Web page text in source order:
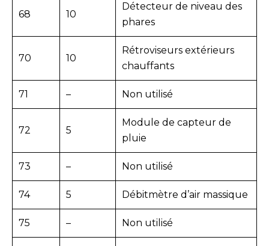
68 10
Détecteur de niveau des
phares
70 10
Rétroviseurs extérieurs
chauffants
71 – Non utilisé
72 5
Module de capteur de
pluie
73 – Non utilisé
74 5 Débitmètre d’air massique
75 – Non utilisé